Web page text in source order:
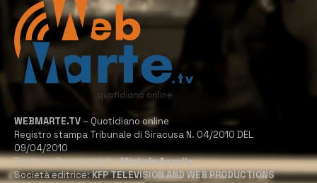
WEBMARTE.TV – Quotidiano online
Registro stampa Tribunale di Siracusa N. 04/2010 DEL
09/04/2010
Direttore Responsabile:Michele Accolla
Società editrice:KFP TELEVISION AND WEB PRODUCTIONS